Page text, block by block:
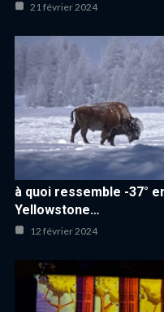
21 février 2024
à quoi ressemble -37°
Yellowstone…
12 février 2024